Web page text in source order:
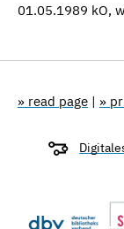
01.05.1989 kO,
» read page | »